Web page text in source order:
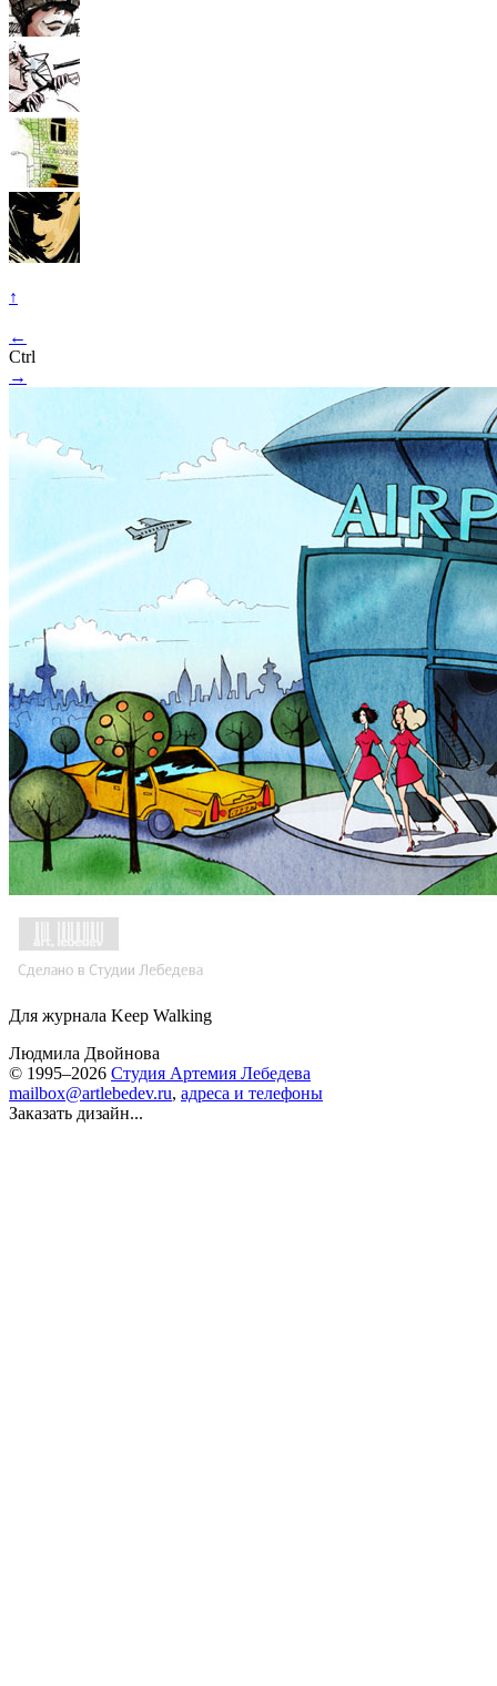
↑
←
Ctrl
→
Для журнала Keep Walking
Людмила Двойнова
© 1995–2026 Студия Артемия Лебедева
mailbox@artlebedev.ru, адреса и телефоны
Заказать дизайн...